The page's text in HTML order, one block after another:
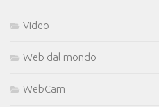
Video
Web dal mondo
WebCam